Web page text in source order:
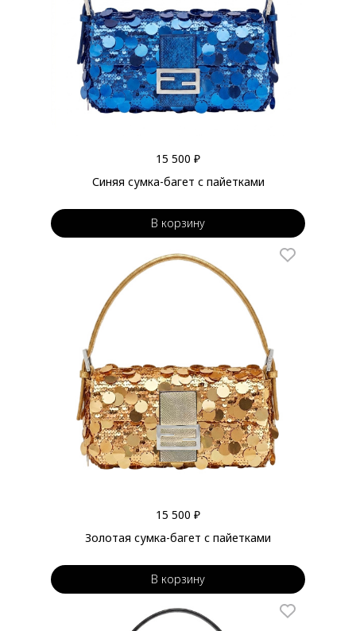
15 500 ₽
Синяя сумка-багет с пайетками
В корзину
15 500 ₽
Золотая сумка-багет с пайетками
В корзину